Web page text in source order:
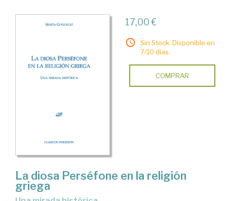
17,00 €
Sin Stock. Disponible en
7/10 días.
COMPRAR
La diosa Perséfone en la religión
griega